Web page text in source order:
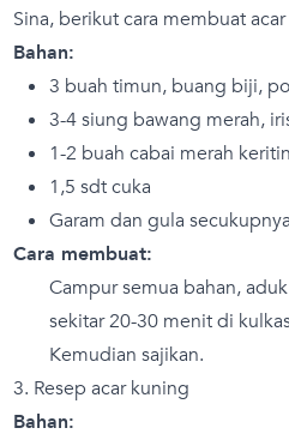
Sina, berikut cara membuat
Bahan:
3 buah timun, buang biji,
3-4 siung bawang merah,
1-2 buah cabai merah
1,5 sdt cuka
Garam dan gula secukupnya
Cara membuat:
Campur semua bahan,
sekitar 20-30 menit di
Kemudian sajikan.
3. Resep acar kuning
Bahan: